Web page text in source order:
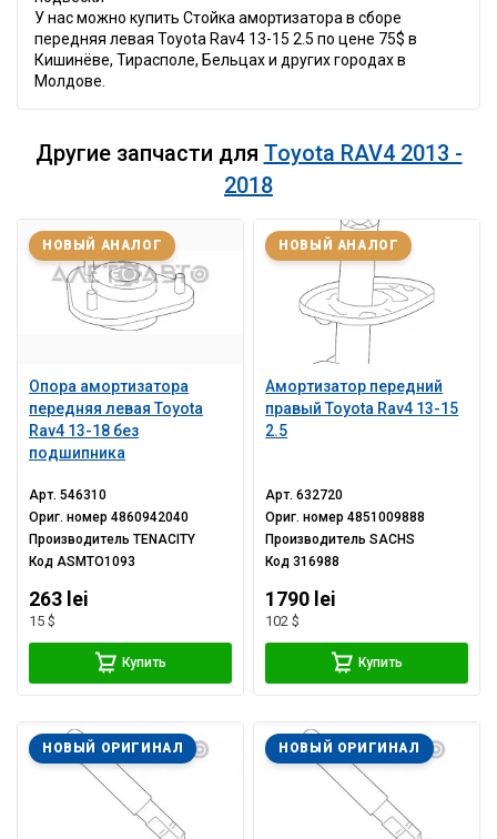
У нас можно купить Стойка амортизатора в сборе
передняя левая Toyota Rav4 13-15 2.5 по цене 75$ в
Кишинёве, Тирасполе, Бельцах и других городах в
Молдове.
Другие запчасти для Toyota RAV4 2013 -
2018
Опора амортизатора
передняя левая Toyota
Rav4 13-18 без
подшипника
НОВЫЙ АНАЛОГ
Арт.546310
Ориг. номер4860942040
ПроизводительTENACITY
КодASMTO1093
263 lei
15 $
Купить
Амортизатор передний
правый Toyota Rav4 13-15
2.5
НОВЫЙ АНАЛОГ
Арт.632720
Ориг. номер4851009888
ПроизводительSACHS
Код316988
1790 lei
102 $
Купить
НОВЫЙ ОРИГИНАЛ НОВЫЙ ОРИГИНАЛ